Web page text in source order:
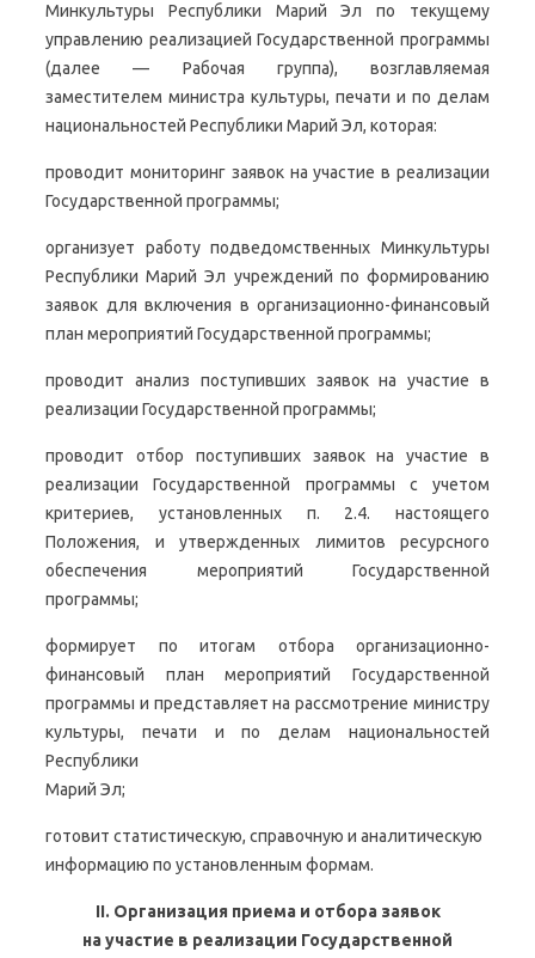
Минкультуры Республики Марий Эл по текущему
управлению реализацией Государственной программы
(далее — Рабочая группа), возглавляемая
заместителем министра культуры, печати и по делам
национальностей Республики Марий Эл, которая:
проводит мониторинг заявок на участие в реализации
Государственной программы;
организует работу подведомственных Минкультуры
Республики Марий Эл учреждений по формированию
заявок для включения в организационно-финансовый
план мероприятий Государственной программы;
проводит анализ поступивших заявок на участие в
реализации Государственной программы;
проводит отбор поступивших заявок на участие в
реализации Государственной программы с учетом
критериев, установленных п. 2.4. настоящего
Положения, и утвержденных лимитов ресурсного
обеспечения мероприятий Государственной
программы;
формирует по итогам отбора организационно-
финансовый план мероприятий Государственной
программы и представляет на рассмотрение министру
культуры, печати и по делам национальностей
Республики
Марий Эл;
готовит статистическую, справочную и аналитическую
информацию по установленным формам.
II. Организация приема и отбора заявок
на участие в реализации Государственной